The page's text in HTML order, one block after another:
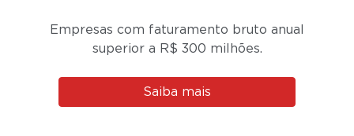
Empresas com faturamento bruto anual
superior a R$ 300 milhões.
Saiba mais